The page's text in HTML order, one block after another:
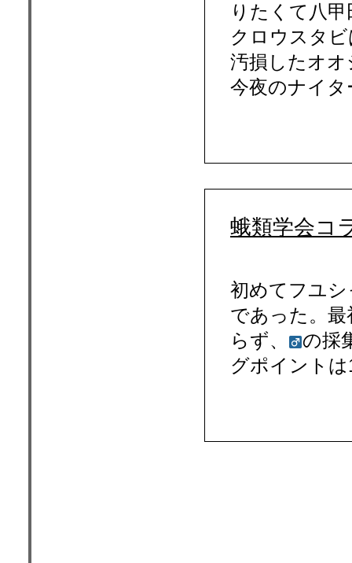
りたくて八
クロウスタ
汚損したオ
今夜のナイ
蛾類学会コ
初めてフユ
であった。
らず、
の採
グポイント